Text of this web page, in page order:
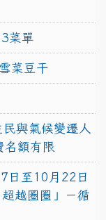
菜單
菜豆干
與氣候變遷人
名額有限
日至10月22日
越圈圈」－循